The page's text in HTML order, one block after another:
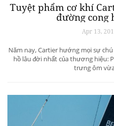
Tuyệt phẩm cơ khí
đường cong
Apr 13,
Năm nay, Cartier hướng mọi sự
hồ lâu đời nhất của thương hiệu:
trưng ôm